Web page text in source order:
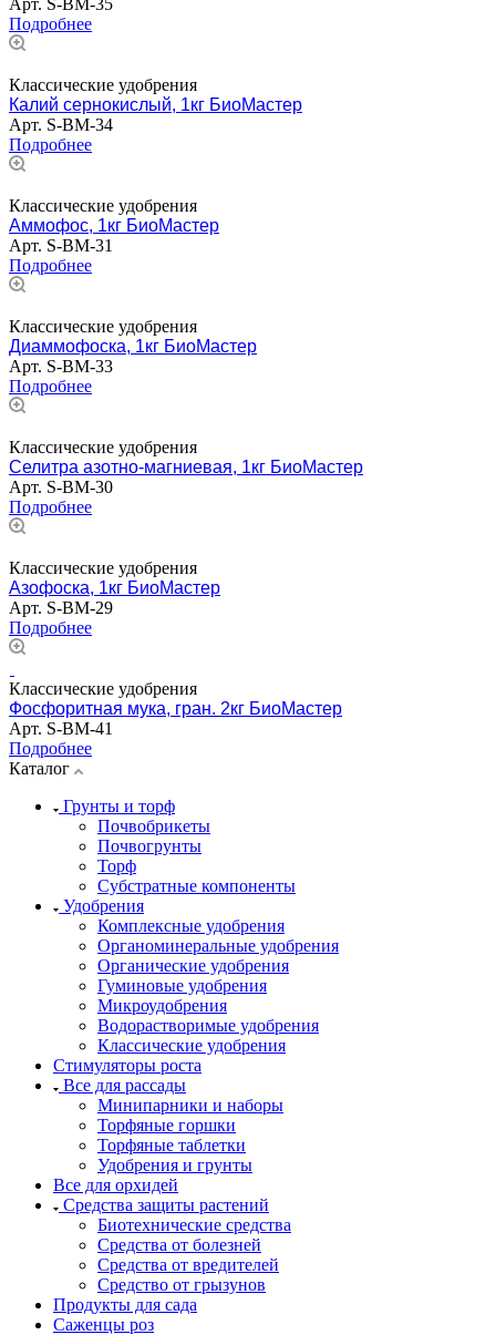
Подробнее
Классические удобрения
Калий сернокислый, 1кг БиоМастер
Арт. S-BM-34
Подробнее
Классические удобрения
Аммофос, 1кг БиоМастер
Арт. S-BM-31
Подробнее
Классические удобрения
Диаммофоска, 1кг БиоМастер
Арт. S-BM-33
Подробнее
Классические удобрения
Селитра азотно-магниевая, 1кг БиоМастер
Арт. S-BM-30
Подробнее
Классические удобрения
Азофоска, 1кг БиоМастер
Арт. S-BM-29
Подробнее
Классические удобрения
Фосфоритная мука, гран. 2кг БиоМастер
Арт. S-BM-41
Подробнее
Каталог
Грунты и торф
Почвобрикеты
Почвогрунты
Торф
Субстратные компоненты
Удобрения
Комплексные удобрения
Органоминеральные удобрения
Органические удобрения
Гуминовые удобрения
Микроудобрения
Водорастворимые удобрения
Классические удобрения
Стимуляторы роста
Все для рассады
Минипарники и наборы
Торфяные горшки
Торфяные таблетки
Удобрения и грунты
Все для орхидей
Средства защиты растений
Биотехнические средства
Средства от болезней
Средства от вредителей
Средство от грызунов
Продукты для сада
Саженцы роз